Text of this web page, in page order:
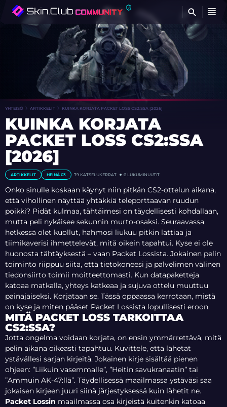
YHTEISÖ ARTIKKELIT KUINKA KORJATA PACKET LOSS CS2:SSA [2026]
KUINKA KORJATA
PACKET LOSS CS2:SSA
[2026]
ARTIKKELIT HEINÄ 03 79 KATSELUKERRAT 6 LUKUMINUUTIT
Onko sinulle koskaan käynyt niin pitkän CS2-ottelun aikana,
että vihollinen näyttää yhtäkkiä teleporttaavan ruudun
poikki? Pidät kulmaa, tähtäimesi on täydellisesti kohdallaan,
mutta peli nykäisee sekunnin murto-osaksi. Seuraavassa
hetkessä olet kuollut, hahmosi liukuu pitkin lattiaa ja
tiimikaverisi ihmettelevät, mitä oikein tapahtui. Kyse ei ole
huonosta tähtäyksestä – vaan Packet Lossista. Jokainen pelin
toiminto riippuu siitä, että tietokoneesi ja palvelimen välinen
tiedonsiirto toimii moitteettomasti. Kun datapaketteja
katoaa matkalla, yhteys katkeaa ja sujuva ottelu muuttuu
painajaiseksi. Korjataan se. Tässä oppaassa kerrotaan, mistä
on kyse ja miten pääset Packet Lossista lopullisesti eroon.
MITÄ PACKET LOSS TARKOITTAA
CS2:SSA?
Jotta ongelma voidaan korjata, on ensin ymmärrettävä, mitä
pelin aikana oikeasti tapahtuu. Kuvittele, että lähetät
ystävällesi sarjan kirjeitä. Jokainen kirje sisältää pienen
ohjeen: ”Liikuin vasemmalle”, ”Heitin savukranaatin” tai
”Ammuin AK-47:llä”. Täydellisessä maailmassa ystäväsi saa
jokaisen kirjeen juuri siinä järjestyksessä kuin lähetit ne.
Packet Lossin maailmassa osa kirjeistä kuitenkin katoaa